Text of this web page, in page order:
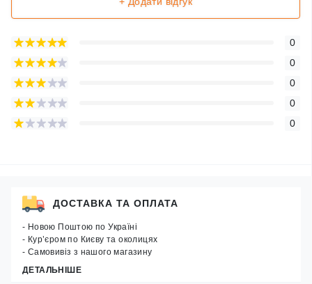
0
0
0
0
0
ДОСТАВКА ТА ОПЛАТА
- Новою Поштою по Україні
- Кур’єром по Києву та околицях
- Самовивіз з нашого магазину
ДЕТАЛЬНІШЕ